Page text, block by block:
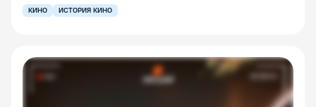
КИНО ИСТОРИЯ КИНО